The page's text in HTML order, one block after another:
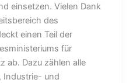
einsetzen. Vielen Dank
des
einen Teil der
für
ab. Dazu zählen alle
Industrie- und